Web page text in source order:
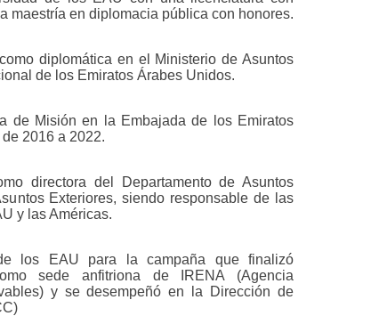
maestría en diplomacia pública con honores.
diplomática en el Ministerio de Asuntos
de los Emiratos Árabes Unidos.
de Misión en la Embajada de los Emiratos
2016 a 2022.
directora del Departamento de Asuntos
Exteriores, siendo responsable de las
y las Américas.
los EAU para la campaña que finalizó
sede anfitriona de IRENA (Agencia
y se desempeñó en la Dirección de